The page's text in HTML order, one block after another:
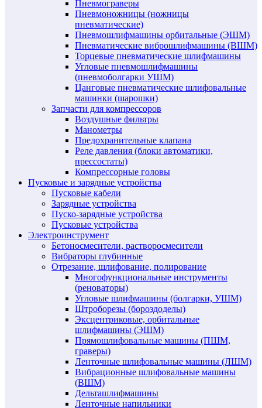
Пневмограверы
Пневмоножницы (ножницы
пневматические)
Пневмошлифмашины орбитальные (ЭШМ)
Пневматические виброшлифмашины (ВШМ)
Торцевые пневматические шлифмашины
Угловые пневмошлифмашины
(пневмоболгарки УШМ)
Цанговые пневматические шлифовальные
машинки (шарошки)
Запчасти для компрессоров
Воздушные фильтры
Манометры
Предохранительные клапана
Реле давления (блоки автоматики,
прессостаты)
Компрессорные головы
Пусковые и зарядные устройства
Пусковые кабели
Зарядные устройства
Пуско-зарядные устройства
Пусковые устройства
Электроинструмент
Бетоносмесители, растворосмесители
Вибраторы глубинные
Отрезание, шлифование, полирование
Многофункциональные инструменты
(реноваторы)
Угловые шлифмашины (болгарки, УШМ)
Штроборезы (бороздоделы)
Эксцентриковые, орбитальные
шлифмашины (ЭШМ)
Прямошлифовальные машины (ПШМ,
граверы)
Ленточные шлифовальные машины (ЛШМ)
Вибрационные шлифовальные машины
(ВШМ)
Дельташлифмашины
Ленточные напильники